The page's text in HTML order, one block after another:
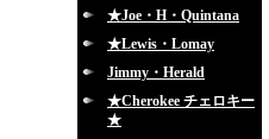
★Joe・H・Quintana
★Lewis・Lomay
Jimmy・Herald
★Cherokee チェロキー
★